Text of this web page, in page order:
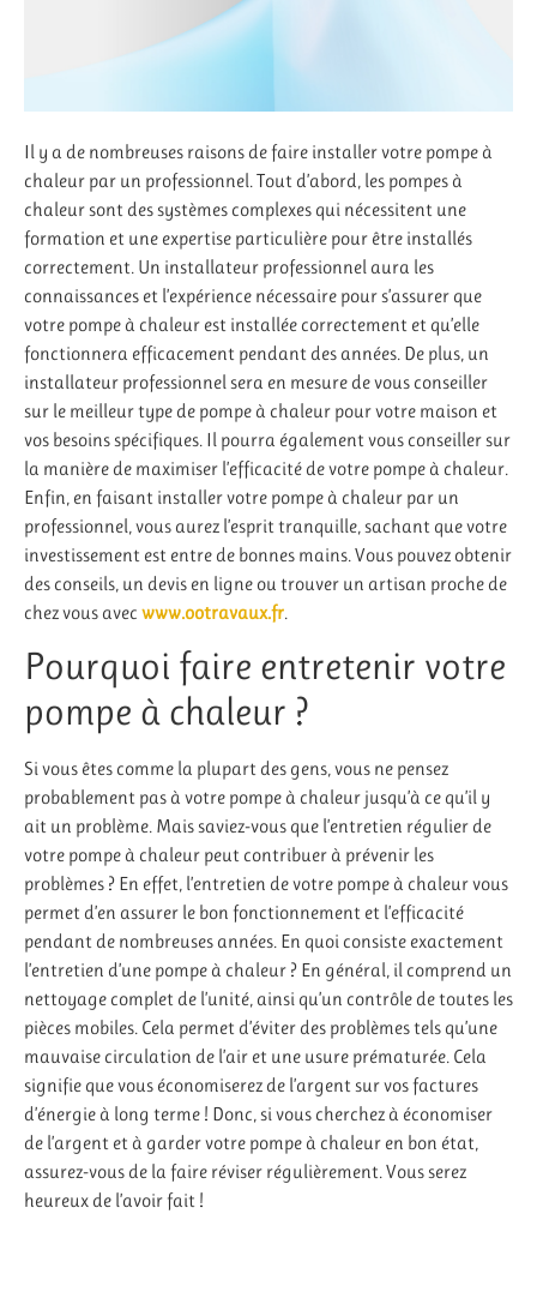
Il y a de nombreuses raisons de faire installer votre pompe à
chaleur par un professionnel. Tout d’abord, les pompes à
chaleur sont des systèmes complexes qui nécessitent une
formation et une expertise particulière pour être installés
correctement. Un installateur professionnel aura les
connaissances et l’expérience nécessaire pour s’assurer que
votre pompe à chaleur est installée correctement et qu’elle
fonctionnera efficacement pendant des années. De plus, un
installateur professionnel sera en mesure de vous conseiller
sur le meilleur type de pompe à chaleur pour votre maison et
vos besoins spécifiques. Il pourra également vous conseiller sur
la manière de maximiser l’efficacité de votre pompe à chaleur.
Enfin, en faisant installer votre pompe à chaleur par un
professionnel, vous aurez l’esprit tranquille, sachant que votre
investissement est entre de bonnes mains. Vous pouvez obtenir
des conseils, un devis en ligne ou trouver un artisan proche de
chez vous avec www.ootravaux.fr.
Pourquoi faire entretenir votre
pompe à chaleur ?
Si vous êtes comme la plupart des gens, vous ne pensez
probablement pas à votre pompe à chaleur jusqu’à ce qu’il y
ait un problème. Mais saviez-vous que l’entretien régulier de
votre pompe à chaleur peut contribuer à prévenir les
problèmes ? En effet, l’entretien de votre pompe à chaleur vous
permet d’en assurer le bon fonctionnement et l’efficacité
pendant de nombreuses années. En quoi consiste exactement
l’entretien d’une pompe à chaleur ? En général, il comprend un
nettoyage complet de l’unité, ainsi qu’un contrôle de toutes les
pièces mobiles. Cela permet d’éviter des problèmes tels qu’une
mauvaise circulation de l’air et une usure prématurée. Cela
signifie que vous économiserez de l’argent sur vos factures
d’énergie à long terme ! Donc, si vous cherchez à économiser
de l’argent et à garder votre pompe à chaleur en bon état,
assurez-vous de la faire réviser régulièrement. Vous serez
heureux de l’avoir fait !